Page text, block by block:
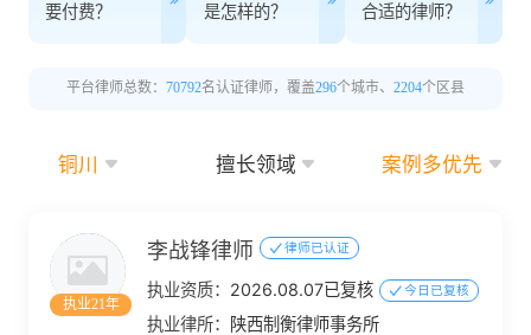
要付费？
是怎样的？
合适的律师？
平台律师总数： 70792名认证律师，覆盖296个城市、 2204个区县
铜川 擅长领域 案例多优先
执业21年
李战锋律师 律师已认证
执业资质： 2026.08.07已复核 今日已复核
执业律所：
陕西制衡律师事务所